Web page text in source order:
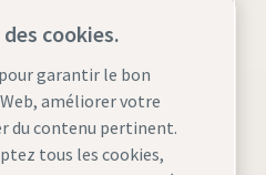
Visit the site
cookies.
garantir le bon
améliorer votre
du contenu pertinent.
tous les cookies,